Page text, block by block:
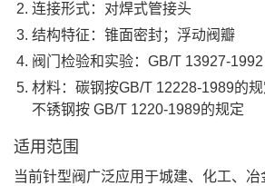
连接形式：对焊式管接头
结构特征：锥面密封；浮动阀瓣
阀门检验和实验：GB/T 13927-1992
材料：碳钢按GB/T 12228-1989的规
不锈钢按 GB/T 1220-1989的规定
适用范围
当前针型阀广泛应用于城建、化工、